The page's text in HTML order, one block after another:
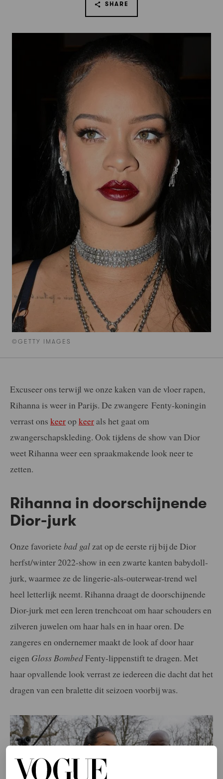
©GETTY IMAGES
SHARE
Excuseer ons terwijl we onze kaken van de vloer rapen,
Rihanna is weer in Parijs. De zwangere Fenty-koningin
verrast ons keerop keerals het gaat om
zwangerschapskleding. Ook tijdens de show van Dior
weet Rihanna weer een spraakmakende look neer te
zetten.
Rihanna in doorschijnende
Dior-jurk
Onze favoriete bad gal zat op de eerste rij bij de Dior
herfst/winter 2022-show in een zwarte kanten babydoll-
jurk, waarmee ze de lingerie-als-outerwear-trend wel
heel letterlijk neemt. Rihanna draagt de doorschijnende
Dior-jurk met een leren trenchcoat om haar schouders en
zilveren juwelen om haar hals en in haar oren. De
zangeres en ondernemer maakt de look af door haar
eigen Gloss BombedFenty-lippenstift te dragen. Met
haar opvallende look verrast ze iedereen die dacht dat het
dragen van een bralette dit seizoen voorbij was.